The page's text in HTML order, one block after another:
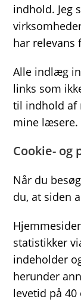
indhold. Jeg
har relevans
Alle indlæg
links som
til indhold af
mine læsere.
Cookie-
Når du
du, at siden
statistikker
indeholder
herunder
levetid på